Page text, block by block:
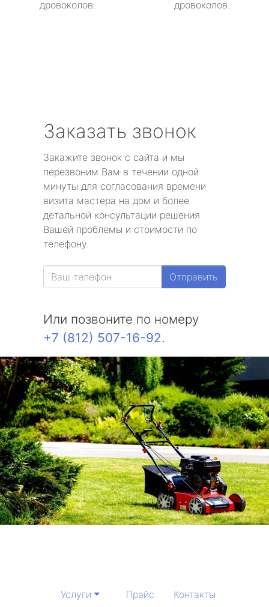
дровоколов.
дровоколов.
Заказать звонок
Закажите звонок с сайта и мы
перезвоним Вам в течении одной
минуты для согласования времени
визита мастера на дом и более
детальной консультации решения
Вашей проблемы и стоимости по
телефону.
Отправить
Или позвоните по номеру
+7 (812) 507-16-92.
Услуги Прайс Контакты